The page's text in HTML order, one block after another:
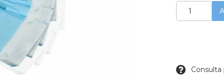
Sobres
Autosellado
cantidad